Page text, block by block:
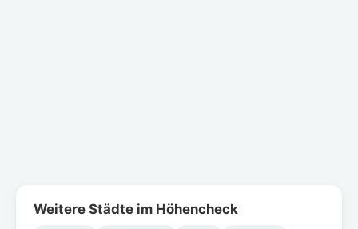
Weitere Städte im Höhencheck